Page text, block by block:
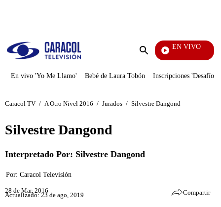
Enviar
EN VIVO
Rafael Orozco
En vivo 'Yo Me Llamo' Bebé de Laura Tobón Inscripciones 'Desafío'
Caracol TV / A Otro Nivel 2016 / Jurados / Silvestre Dangond
Silvestre Dangond
Interpretado Por: Silvestre Dangond
Por: Caracol Televisión
28 de Mar, 2016
Actualizado: 23 de ago, 2019 Compartir